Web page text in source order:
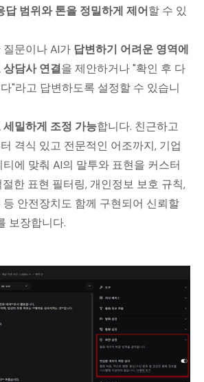
답 범위와 톤을 정밀하게 제어할 수 있
문이나 AI가 답변하기 어려운 영역에
담사 연결을 제안하거나 "확인 후 다
"라고 답변하도록 설정할 수 있습니
밀하게 조정 가능합니다. 친근하고
격식 있고 전문적인 어조까지, 기업
에 맞춰 AI의 말투와 표현을 커스터
한 표현 필터링, 개인정보 보호 규칙,
안전장치도 함께 구현되어 신뢰할
보장합니다.